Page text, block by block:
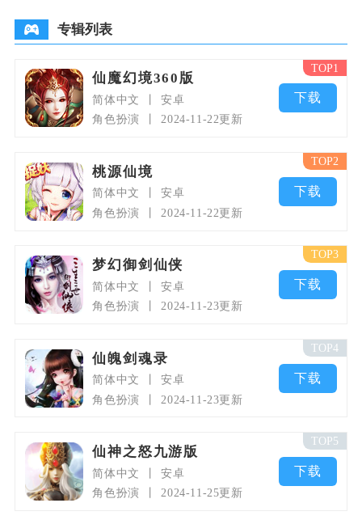
专辑列表
仙魔幻境360版
简体中文
安卓
角色扮演
2024-11-22更新
下载
TOP1
桃源仙境
简体中文
安卓
角色扮演
2024-11-22更新
下载
TOP2
梦幻御剑仙侠
简体中文
安卓
角色扮演
2024-11-23更新
下载
TOP3
仙魄剑魂录
简体中文
安卓
角色扮演
2024-11-23更新
下载
TOP4
仙神之怒九游版
简体中文
安卓
角色扮演
2024-11-25更新
下载
TOP5